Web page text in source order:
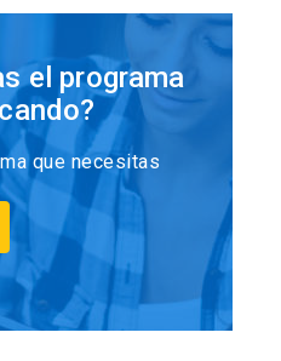
el programa
que necesitas